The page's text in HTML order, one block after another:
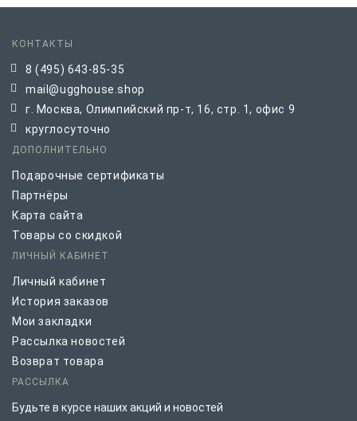
КОНТАКТЫ
8 (495) 643-85-35
mail@ugghouse.shop
г. Москва, Олимпийский пр-т, 16, стр. 1, офис 9
круглосуточно
ДОПОЛНИТЕЛЬНО
Подарочные сертификаты
Партнёры
Карта сайта
Товары со скидкой
ЛИЧНЫЙ КАБИНЕТ
Личный кабинет
История заказов
Мои закладки
Рассылка новостей
Возврат товара
РАССЫЛКА
Будьте в курсе наших акций и новостей